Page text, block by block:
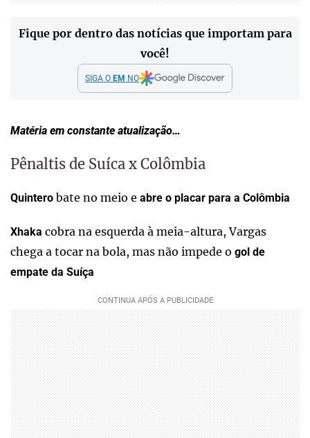
Fique por dentro das notícias que importam para
você!
SIGA O EM NO
Matéria em constante atualização…
Pênaltis de Suíca x Colômbia
Quintero bate no meio e abre o placar para a Colômbia
Xhaka cobra na esquerda à meia-altura, Vargas
chega a tocar na bola, mas não impede o gol de
empate da Suíça